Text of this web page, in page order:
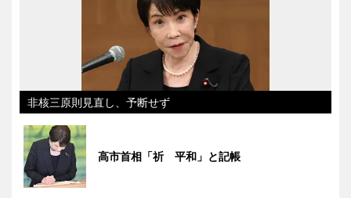
非核三原則見直し、予断せず
高市首相「祈 平和」と記帳